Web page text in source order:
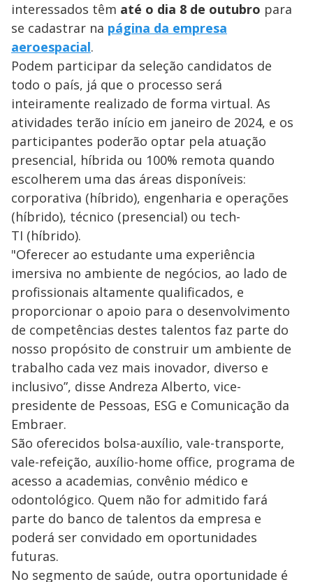
interessados têm até o dia 8 de outubro para
se cadastrar na página da empresa
aeroespacial.
Podem participar da seleção candidatos de
todo o país, já que o processo será
inteiramente realizado de forma virtual. As
atividades terão início em janeiro de 2024, e os
participantes poderão optar pela atuação
presencial, híbrida ou 100% remota quando
escolherem uma das áreas disponíveis:
corporativa (híbrido), engenharia e operações
(híbrido), técnico (presencial) ou tech-
TI (híbrido).
"Oferecer ao estudante uma experiência
imersiva no ambiente de negócios, ao lado de
profissionais altamente qualificados, e
proporcionar o apoio para o desenvolvimento
de competências destes talentos faz parte do
nosso propósito de construir um ambiente de
trabalho cada vez mais inovador, diverso e
inclusivo”, disse Andreza Alberto, vice-
presidente de Pessoas, ESG e Comunicação da
Embraer.
São oferecidos bolsa-auxílio, vale-transporte,
vale-refeição, auxílio-home office, programa de
acesso a academias, convênio médico e
odontológico. Quem não for admitido fará
parte do banco de talentos da empresa e
poderá ser convidado em oportunidades
futuras.
No segmento de saúde, outra oportunidade é